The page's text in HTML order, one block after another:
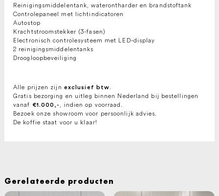
Reinigingsmiddelentank, waterontharder en brandstoftank
Controlepaneel met lichtindicatoren
Autostop
Krachtstroomstekker (3-fasen)
Electronisch controlesysteem met LED-display
2 reinigingsmiddelentanks
Droogloopbeveiliging
Alle prijzen zijn exclusief btw.
Gratis bezorging en uitleg binnen Nederland bij bestellingen
vanaf €1.000,- , indien op voorraad.
Bezoek onze showroom voor persoonlijk advies.
De koffie staat voor u klaar!
Gerelateerde producten